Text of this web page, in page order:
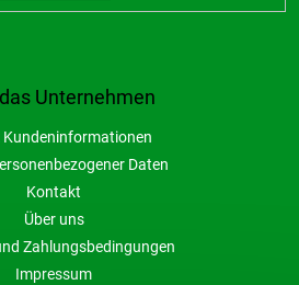
Unternehmen
Kundeninformationen
Daten
Kontakt
Über uns
Zahlungsbedingungen
Impressum